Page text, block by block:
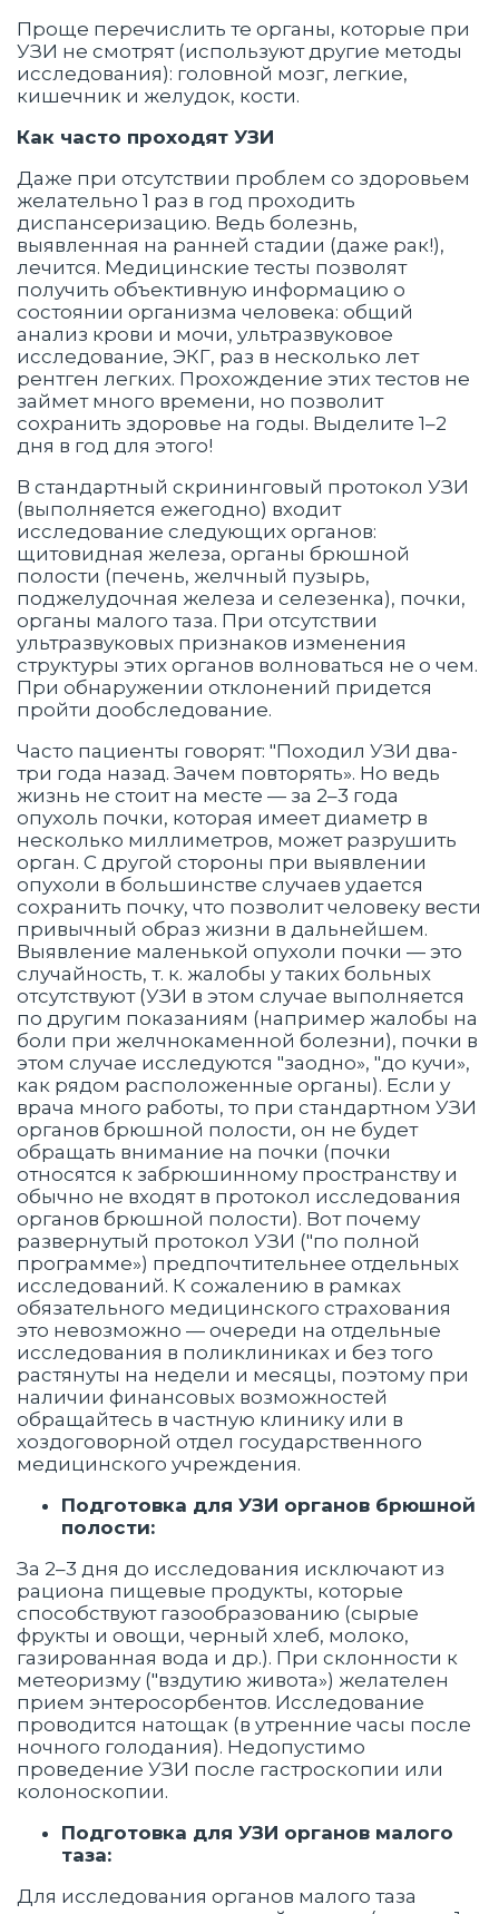
Проще перечислить те органы, которые при
УЗИ не смотрят (используют другие методы
исследования): головной мозг, легкие,
кишечник и желудок, кости.
Как часто проходят УЗИ
Даже при отсутствии проблем со здоровьем
желательно 1 раз в год проходить
диспансеризацию. Ведь болезнь,
выявленная на ранней стадии (даже рак!),
лечится. Медицинские тесты позволят
получить объективную информацию о
состоянии организма человека: общий
анализ крови и мочи, ультразвуковое
исследование, ЭКГ, раз в несколько лет
рентген легких. Прохождение этих тестов не
займет много времени, но позволит
сохранить здоровье на годы. Выделите 1–2
дня в год для этого!
В стандартный скрининговый протокол УЗИ
(выполняется ежегодно) входит
исследование следующих органов:
щитовидная железа, органы брюшной
полости (печень, желчный пузырь,
поджелудочная железа и селезенка), почки,
органы малого таза. При отсутствии
ультразвуковых признаков изменения
структуры этих органов волноваться не о чем.
При обнаружении отклонений придется
пройти дообследование.
Часто пациенты говорят: "Походил УЗИ два-
три года назад. Зачем повторять». Но ведь
жизнь не стоит на месте — за 2–3 года
опухоль почки, которая имеет диаметр в
несколько миллиметров, может разрушить
орган. С другой стороны при выявлении
опухоли в большинстве случаев удается
сохранить почку, что позволит человеку вести
привычный образ жизни в дальнейшем.
Выявление маленькой опухоли почки — это
случайность, т. к. жалобы у таких больных
отсутствуют (УЗИ в этом случае выполняется
по другим показаниям (например жалобы на
боли при желчнокаменной болезни), почки в
этом случае исследуются "заодно», "до кучи»,
как рядом расположенные органы). Если у
врача много работы, то при стандартном УЗИ
органов брюшной полости, он не будет
обращать внимание на почки (почки
относятся к забрюшинному пространству и
обычно не входят в протокол исследования
органов брюшной полости). Вот почему
развернутый протокол УЗИ ("по полной
программе») предпочтительнее отдельных
исследований. К сожалению в рамках
обязательного медицинского страхования
это невозможно — очереди на отдельные
исследования в поликлиниках и без того
растянуты на недели и месяцы, поэтому при
наличии финансовых возможностей
обращайтесь в частную клинику или в
хоздоговорной отдел государственного
медицинского учреждения.
Подготовка для УЗИ органов брюшной
полости:
За 2–3 дня до исследования исключают из
рациона пищевые продукты, которые
способствуют газообразованию (сырые
фрукты и овощи, черный хлеб, молоко,
газированная вода и др.). При склонности к
метеоризму ("вздутию живота») желателен
прием энтеросорбентов. Исследование
проводится натощак (в утренние часы после
ночного голодания). Недопустимо
проведение УЗИ после гастроскопии или
колоноскопии.
Подготовка для УЗИ органов малого
таза:
Для исследования органов малого таза